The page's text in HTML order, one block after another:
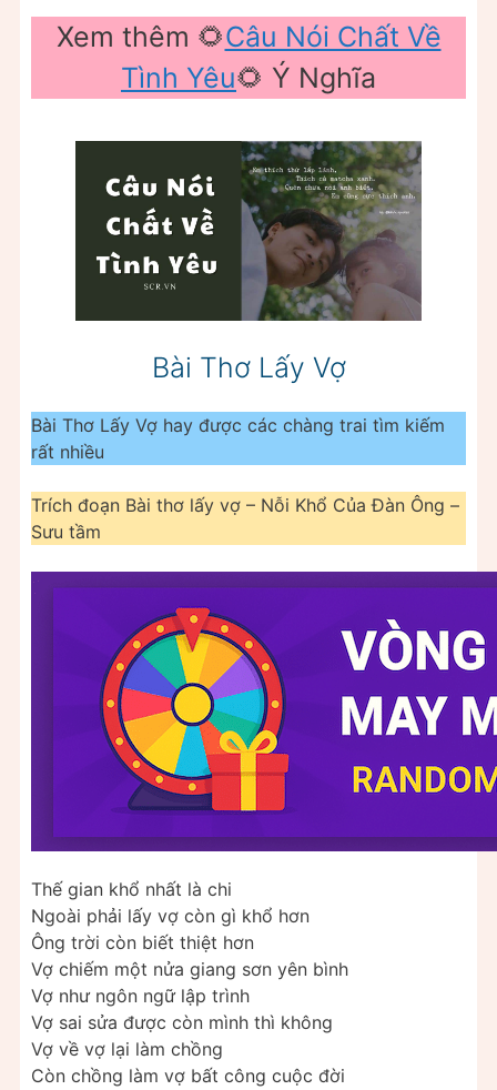
Xem thêm 🌻Câu Nói Chất Về
Tình Yêu🌻 Ý Nghĩa
Bài Thơ Lấy Vợ
Bài Thơ Lấy Vợ hay được các chàng trai tìm kiếm
rất nhiều
Trích đoạn Bài thơ lấy vợ – Nỗi Khổ Của Đàn Ông –
Sưu tầm
Thế gian khổ nhất là chi
Ngoài phải lấy vợ còn gì khổ hơn
Ông trời còn biết thiệt hơn
Vợ chiếm một nửa giang sơn yên bình
Vợ như ngôn ngữ lập trình
Vợ sai sửa được còn mình thì không
Vợ về vợ lại làm chồng
Còn chồng làm vợ bất công cuộc đời